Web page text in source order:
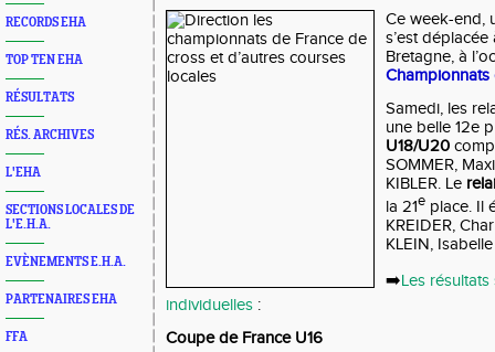
RECORDS EHA
TOP TEN EHA
RÉSULTATS
RÉS. ARCHIVES
L'EHA
SECTIONS LOCALES DE
L'E.H.A.
EVÈNEMENTS E.H.A.
PARTENAIRES EHA
FFA
Ce week-end,
s’est
Bretagne, à
Championnats
Samedi, les
une belle 12e
U18/U20
SOMMER,
KIBLER. Le
la 21e place. Il
KREIDER,
KLEIN,
➡️Les
individuelles :
Coupe de France U16